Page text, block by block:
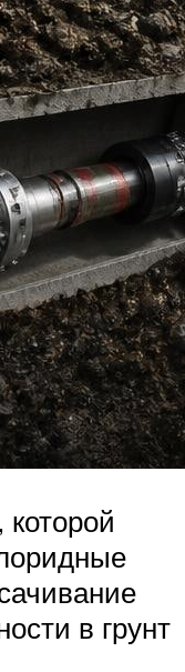
в грунт